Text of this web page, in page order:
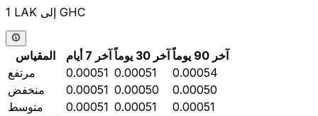
1 LAK إلى GHC
المقياس آخر 7 أيام آخر 30 يوماً
آخر 90 يوماً
مرتفع
0.00051 0.00051
0.00054
منخفض
0.00051 0.00050
0.00050
متوسط
0.00051 0.00051
0.00051